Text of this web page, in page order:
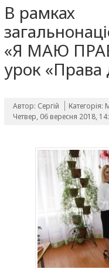
В рамках
«Я МАЮ
урок «Права
Автор: Сергій Категорія:
Четвер, 06 вересня 2018,